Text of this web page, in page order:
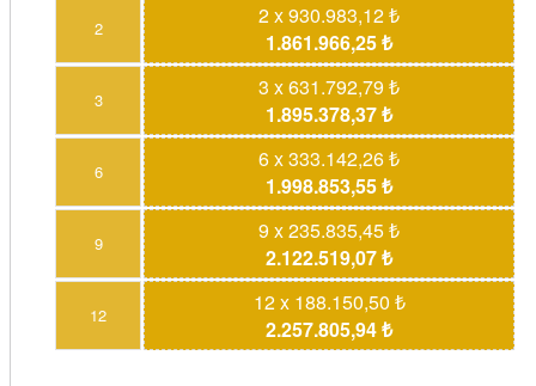
2
2 x 930.983,12 ₺
1.861.966,25 ₺
3
3 x 631.792,79 ₺
1.895.378,37 ₺
6
6 x 333.142,26 ₺
1.998.853,55 ₺
9
9 x 235.835,45 ₺
2.122.519,07 ₺
12
12 x 188.150,50 ₺
2.257.805,94 ₺